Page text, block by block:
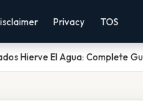
Privacy TOS
Hierve El Agua: Complete